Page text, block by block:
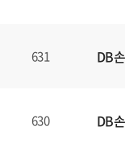
631 DB
630 DB